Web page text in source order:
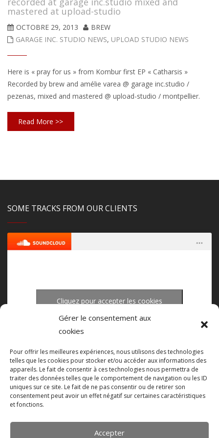
Gérer le consentement aux
cookies
Pour offrir les meilleures expériences, nous utilisons des technologies
telles que les cookies pour stocker et/ou accéder aux informations des
appareils. Le fait de consentir à ces technologies nous permettra de
traiter des données telles que le comportement de navigation ou les ID
uniques sur ce site. Le fait de ne pas consentir ou de retirer son
consentement peut avoir un effet négatif sur certaines caractéristiques
et fonctions.
Accepter
mastered at upload-studio
OCTOBRE 29, 2013
BREW
GARAGE INC. STUDIO NEWS, UPLOAD STUDIO NEWS
Here is « pray for us » from Kombur first EP « Catharsis »
Recorded by brew and amélie varea @ garage inc.studio /
pezenas, mixed and mastered @ upload-studio / montpellier.
Read More >>
SOME TRACKS FROM OUR CLIENTS
Cliquez pour accepter les cookies